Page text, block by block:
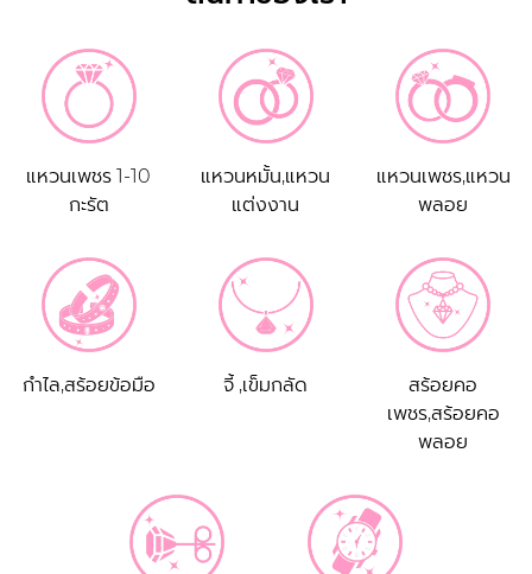
สินค้าของเรา
แหวนเพชร 1-10
กะรัต
แหวนหมั้น,แหวน
แต่งงาน
แหวนเพชร,แหวน
พลอย
กำไล,สร้อยข้อมือ